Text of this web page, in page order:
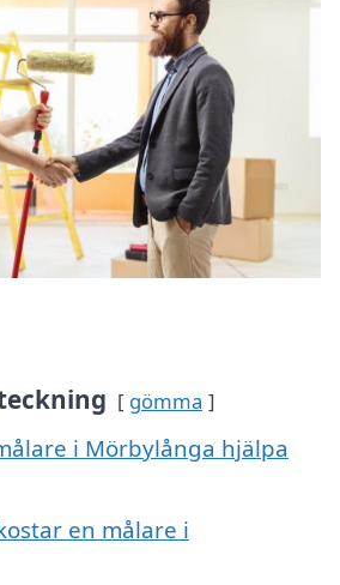
gömma
i Mörbylånga hjälpa
en målare i